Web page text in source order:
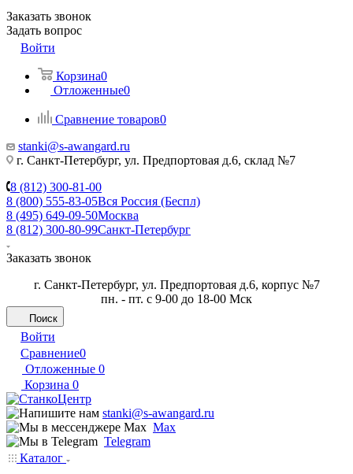
Заказать звонок
Задать вопрос
Войти
Корзина0
Отложенные0
Сравнение товаров0
stanki@s-awangard.ru
г. Санкт-Петербург, ул. Предпортовая д.6, склад №7
8 (812) 300-81-00
8 (800) 555-83-05Вся Россия (Беспл)
8 (495) 649-09-50Москва
8 (812) 300-80-99Санкт-Петербург
Заказать звонок
г. Санкт-Петербург, ул. Предпортовая д.6, корпус №7
пн. - пт. с 9-00 до 18-00 Мск
Поиск
Войти
Сравнение0
Отложенные 0
Корзина 0
stanki@s-awangard.ru
Max
Telegram
Каталог